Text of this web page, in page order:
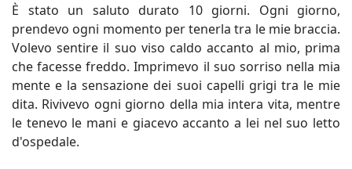
È stato un saluto durato 10 giorni. Ogni giorno,
prendevo ogni momento per tenerla tra le mie braccia.
Volevo sentire il suo viso caldo accanto al mio, prima
che facesse freddo. Imprimevo il suo sorriso nella mia
mente e la sensazione dei suoi capelli grigi tra le mie
dita. Rivivevo ogni giorno della mia intera vita, mentre
le tenevo le mani e giacevo accanto a lei nel suo letto
d'ospedale.